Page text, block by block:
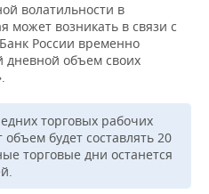
волатильности в
может возникать в связи с
России временно
дневной объем своих
торговых рабочих
будет составлять 20
торговые дни останется